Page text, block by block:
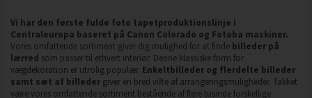
Vi har den første fulde foto tapetproduktionslinje i
Centraleuropa baseret på Canon Colorado og Fotoba maskiner.
Vores omfattende sortiment giver dig mulighed for at finde billeder på
lærred som passer til ethvert interiør. Denne klassiske form for
vægdekoration er utrolig populær. Enkeltbilleder og flerdelte billeder
samt sæt af billeder giver en bred vifte af arrangeringsmuligheder. Takket
være vores omfattende sortiment bestående af flere tusinde forskellige